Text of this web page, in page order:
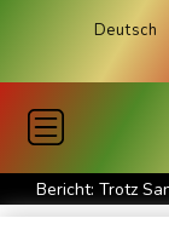
Deutsch
Bericht: Trotz
und Berlin